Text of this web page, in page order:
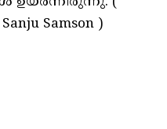
Samson )